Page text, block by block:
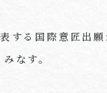
する国際意匠出
なす。